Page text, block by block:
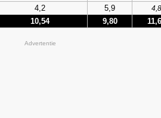
4,2 5,9 4,8
10,54 9,80
Advertentie